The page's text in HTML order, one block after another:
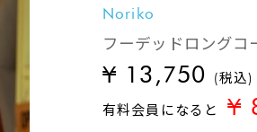
Noriko
フーデッドロングコ
¥ 13,750
(税込)
有料会員になると¥